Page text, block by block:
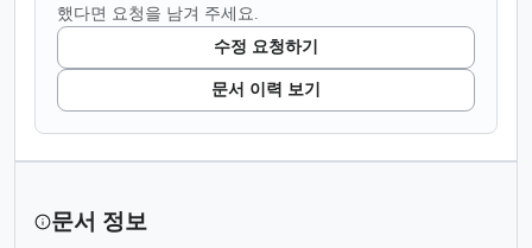
했다면 요청을 남겨 주세요.
수정 요청하기
문서 이력 보기
문서 정보